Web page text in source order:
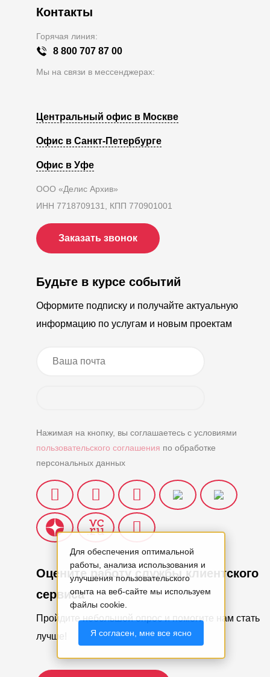
Контакты
Горячая линия:
8 800 707 87 00
Мы на связи в мессенджерах:
Центральный офис в Москве
Офис в Санкт-Петербурге
Офис в Уфе
ООО «Делис Архив»
ИНН 7718709131, КПП 770901001
Заказать звонок
Будьте в курсе событий
Оформите подписку и получайте актуальную
информацию по услугам и новым проектам
Нажимая на кнопку, вы соглашаетесь с условиями
пользовательского соглашения по обработке
персональных данных
Оцените работу службы клиентского
сервиса
Пройдите небольшой опрос и помогите нам стать
лучше!
Для обеспечения оптимальной
работы, анализа использования и
улучшения пользовательского
опыта на веб-сайте мы используем
файлы cookie.
Я согласен, мне все ясно